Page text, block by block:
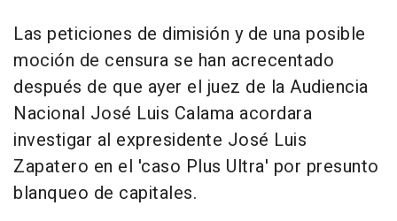
Las peticiones de dimisión y de una posible
moción de censura se han acrecentado
después de que ayer el juez de la Audiencia
Nacional José Luis Calama acordara
investigar al expresidente José Luis
Zapatero en el 'caso Plus Ultra' por presunto
blanqueo de capitales.